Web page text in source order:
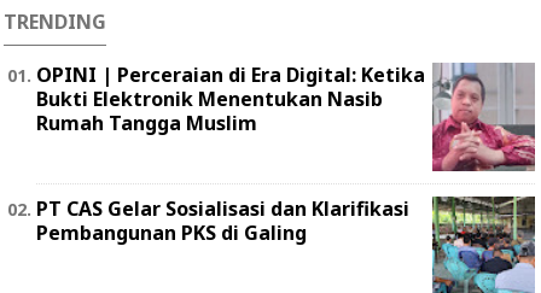
TRENDING
OPINI | Perceraian di Era Digital: Ketika
Bukti Elektronik Menentukan Nasib
Rumah Tangga Muslim
PT CAS Gelar Sosialisasi dan Klarifikasi
Pembangunan PKS di Galing